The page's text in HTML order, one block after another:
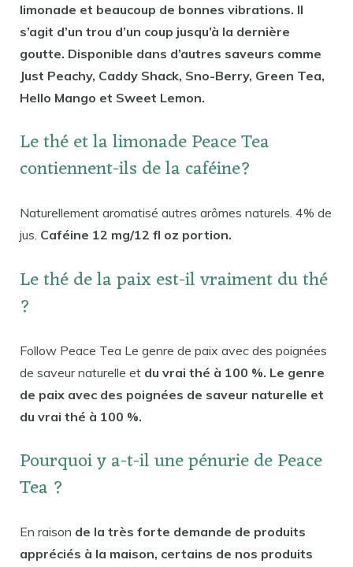
limonade et beaucoup de bonnes vibrations. Il
s’agit d’un trou d’un coup jusqu’à la dernière
goutte. Disponible dans d’autres saveurs comme
Just Peachy, Caddy Shack, Sno-Berry, Green Tea,
Hello Mango et Sweet Lemon.
Le thé et la limonade Peace Tea
contiennent-ils de la caféine?
Naturellement aromatisé autres arômes naturels. 4% de
jus. Caféine 12 mg/12 fl oz portion.
Le thé de la paix est-il vraiment du thé
?
Follow Peace Tea Le genre de paix avec des poignées
de saveur naturelle et du vrai thé à 100 %. Le genre
de paix avec des poignées de saveur naturelle et
du vrai thé à 100 %.
Pourquoi y a-t-il une pénurie de Peace
Tea ?
En raison de la très forte demande de produits
appréciés à la maison, certains de nos produits